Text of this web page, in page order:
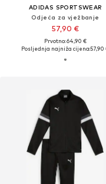
ADIDAS SPORTSWEAR
Odjeća za vježbanje
57,90 €
Prvotno: 64,90 €
Posljednja najniža cijena:57,90